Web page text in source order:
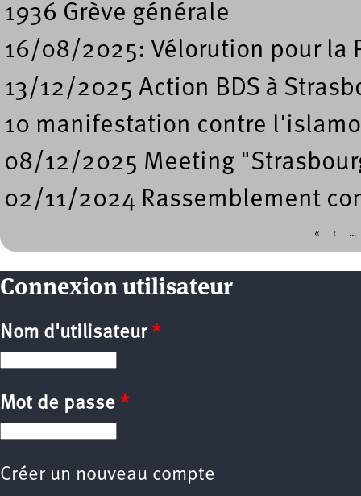
1936 Grève générale
16/08/2025: Vélorution pour la
13/12/2025 Action BDS à
10 manifestation contre
08/12/2025 Meeting
02/11/2024 Rassemblement
Pages
« ‹ …
Connexion utilisateur
Nom d'utilisateur *
Mot de passe *
Créer un nouveau compte